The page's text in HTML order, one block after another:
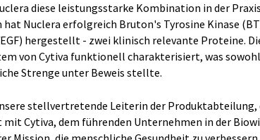
diese leistungsstarke Kombination in der
hat Nuclera erfolgreich Bruton's Tyrosine Kinase
hergestellt - zwei klinisch relevante Proteine.
von Cytiva funktionell charakterisiert, was
Strenge unter Beweis stellte.
stellvertretende Leiterin der Produktabteilung,
mit Cytiva, dem führenden Unternehmen in der